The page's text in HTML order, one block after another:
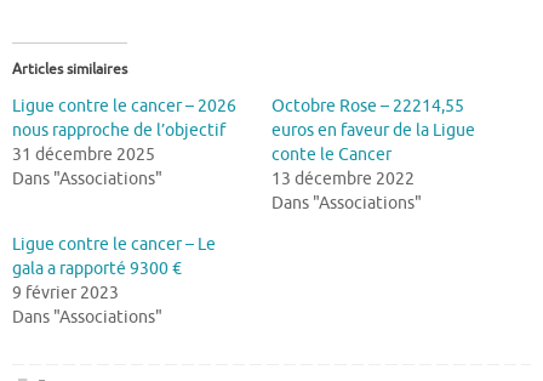
Articles similaires
Ligue contre le cancer – 2026
nous rapproche de l’objectif
31 décembre 2025
Dans "Associations"
Octobre Rose – 22214,55
euros en faveur de la Ligue
conte le Cancer
13 décembre 2022
Dans "Associations"
Ligue contre le cancer – Le
gala a rapporté 9300 €
9 février 2023
Dans "Associations"